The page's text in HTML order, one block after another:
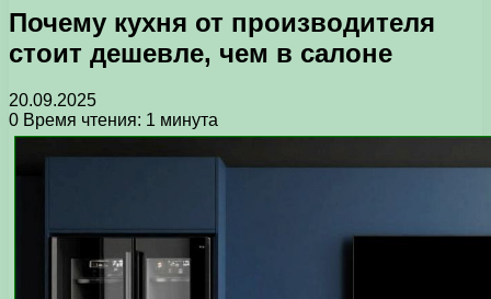
Почему кухня от производителя
стоит дешевле, чем в салоне
20.09.2025
0 Время чтения: 1 минута